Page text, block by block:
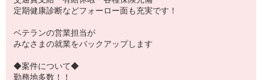
定期健康診断などフォーロー面も充実です！
ベテランの営業担当が
みなさまの就業をバックアップします
◆案件について◆
勤務地多数！！